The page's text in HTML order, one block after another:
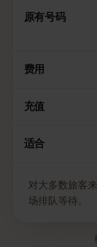
原有号码
费用
充值
适合
对大多数旅客
场排队等待。